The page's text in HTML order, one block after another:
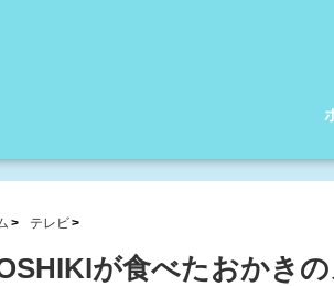
テレビ
が食べたおかき